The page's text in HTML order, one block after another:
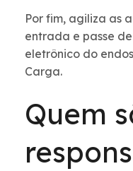
Por fim, agiliza as
entrada e passe
eletrônico do
Carga.
Quem